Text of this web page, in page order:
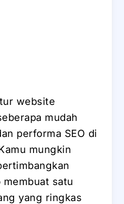
website
mudah
performa SEO di
mungkin
membuat satu
yang ringkas